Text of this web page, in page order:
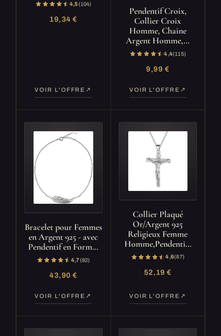
4,5(104)
19,34 €
VOIR L'OFFRE
Pendentif Croix,
Collier Croix
Homme, Chaine
Argent Homme,…
4,4(115)
9,99 €
VOIR L'OFFRE
Bracelet pour Femmes
en Argent 925 - avec
Pendentif en Form…
4,7(82)
43,90 €
VOIR L'OFFRE
Collier Plaqué
Or/Argent 925
Religieux Femme
Homme,Pendenti…
4,6(87)
52,19 €
VOIR L'OFFRE